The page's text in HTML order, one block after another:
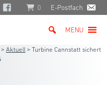
0 E-Postfach
MENU
> Aktuell > Turbine Cannstatt sichert